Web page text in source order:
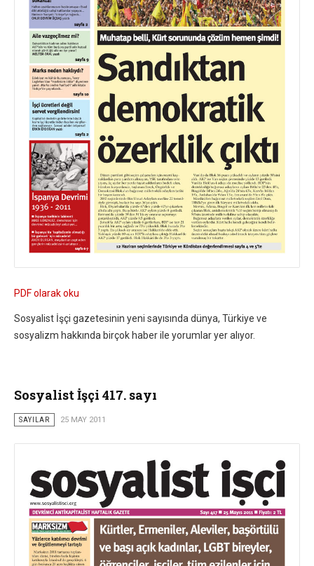
PDF olarak oku
Sosyalist İşçi gazetesinin yeni sayısında dünya, Türkiye ve
sosyalizm hakkında birçok haber ile yorumlar yer alıyor.
Sosyalist İşçi 417. sayı
SAYILAR 25 MAY 2011